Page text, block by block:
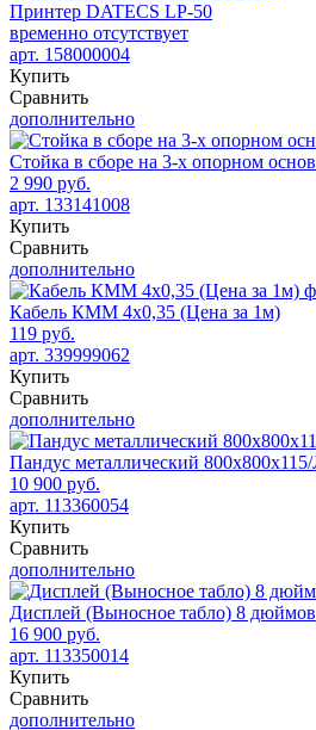
Принтер DATECS LP-50
временно отсутствует
арт. 158000004
Купить
Сравнить
дополнительно
Стойка в сборе на 3-х опорном
2 990 руб.
арт. 133141008
Купить
Сравнить
дополнительно
Кабель КММ 4х0,35 (Цена за 1м)
119 руб.
арт. 339999062
Купить
Сравнить
дополнительно
Пандус металлический
10 900 руб.
арт. 113360054
Купить
Сравнить
дополнительно
Дисплей (Выносное табло) 8 дюймов
16 900 руб.
арт. 113350014
Купить
Сравнить
дополнительно